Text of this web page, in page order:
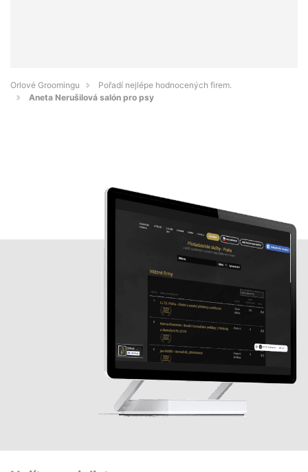
Orlové Groomingu
Pořadí nejlépe hodnocených firem.
Aneta Nerušilová salón pro psy